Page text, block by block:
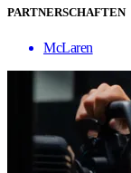
PARTNERSCHAFTEN
McLaren